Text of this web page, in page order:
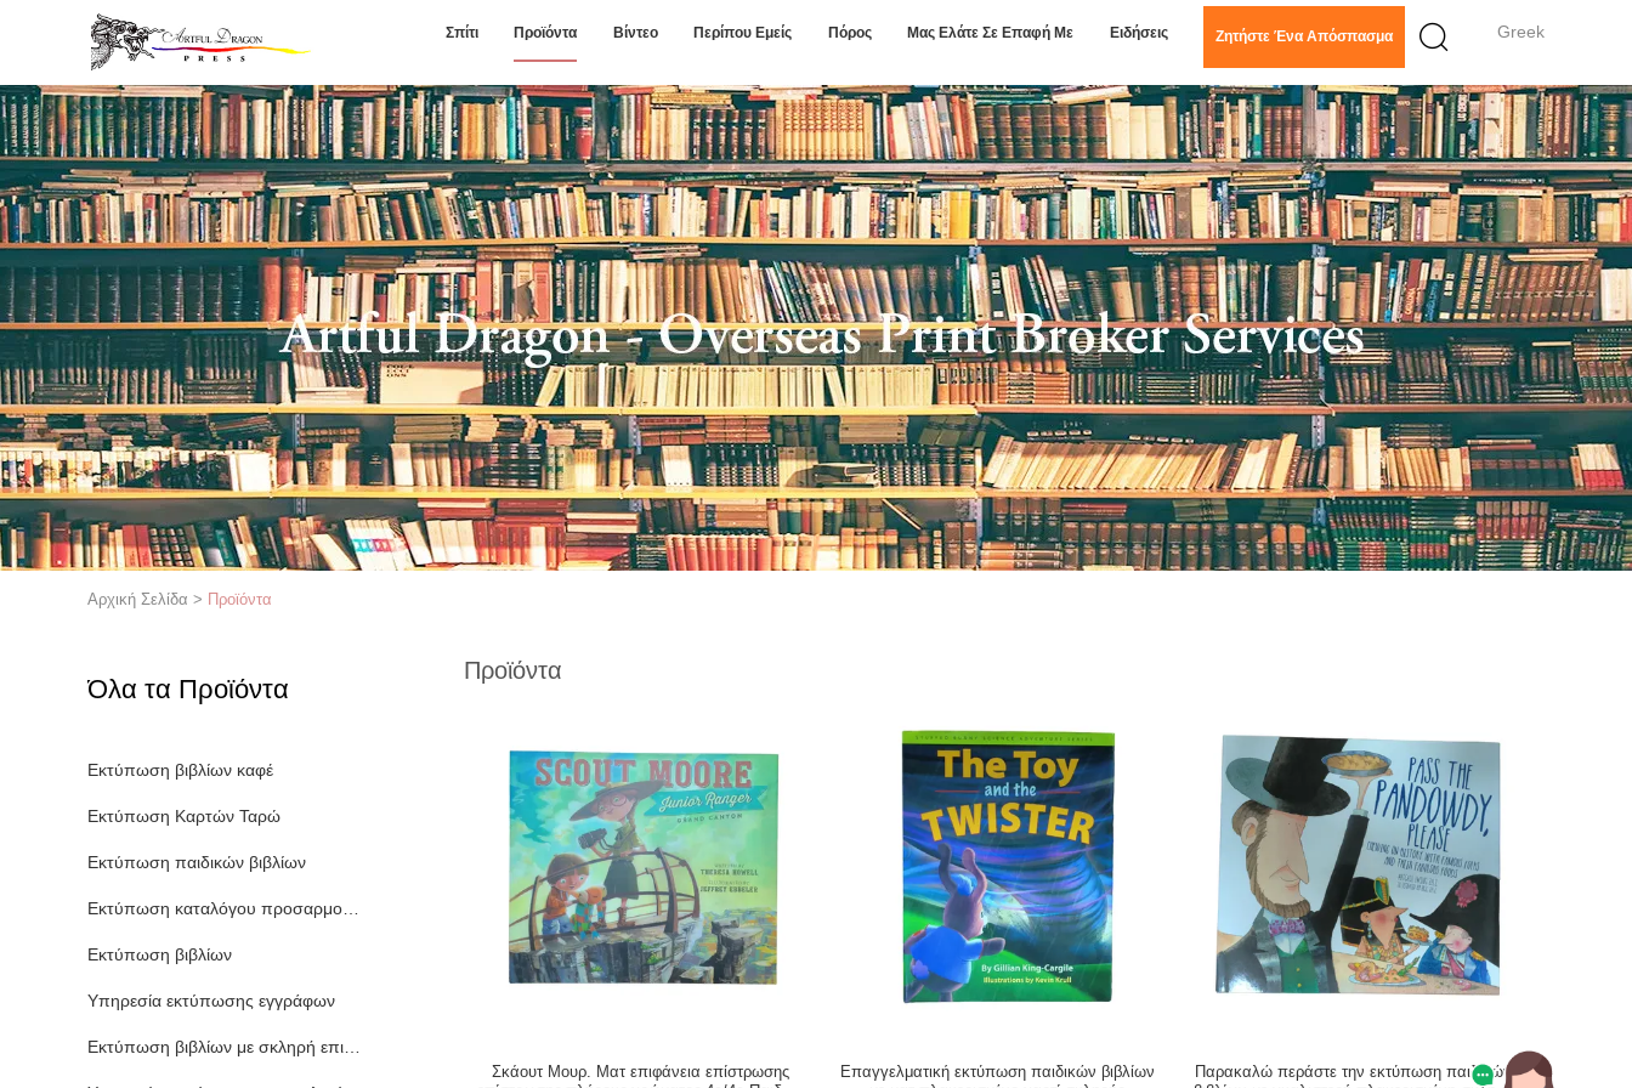
Greek
Σπίτι Προϊόντα Βίντεο Περίπου Εμείς Πόρος Μας Ελάτε Σε Επαφή Με Ειδήσεις Ζητήστε Ένα Απόσπασμα
Αρχική Σελίδα > Προϊόντα
Όλα τα Προϊόντα
Εκτύπωση βιβλίων καφέ
Εκτύπωση Καρτών Ταρώ
Εκτύπωση παιδικών βιβλίων
Εκτύπωση καταλόγου προσαρμοσμένου
Εκτύπωση βιβλίων
Υπηρεσία εκτύπωσης εγγράφων
Εκτύπωση βιβλίων με σκληρή επιφάνεια
Προϊόντα
Σκάουτ Μουρ. Ματ επιφάνεια επίστρωσης
Επαγγελματική εκτύπωση παιδικών βιβλίων
Παρακαλώ περάστε την εκτύπωση παιδικών